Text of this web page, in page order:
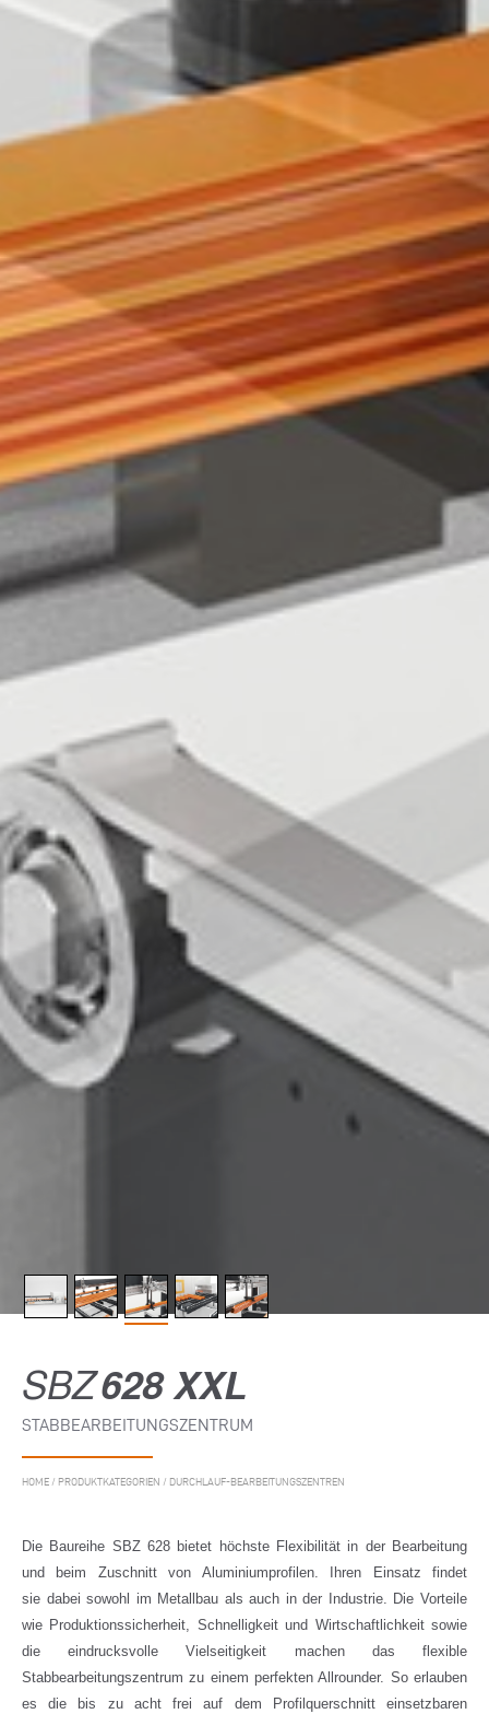
SBZ628 XXL
STABBEARBEITUNGSZENTRUM
HOME / PRODUKTKATEGORIEN / DURCHLAUF-BEARBEITUNGSZENTREN
Die Baureihe SBZ 628 bietet höchste Flexibilität in der Bearbeitung
und beim Zuschnitt von Aluminiumprofilen. Ihren Einsatz findet
sie dabei sowohl im Metallbau als auch in der Industrie. Die Vorteile
wie Produktionssicherheit, Schnelligkeit und Wirtschaftlichkeit sowie
die eindrucksvolle Vielseitigkeit machen das flexible
Stabbearbeitungszentrum zu einem perfekten Allrounder. So erlauben
es die bis zu acht frei auf dem Profilquerschnitt einsetzbaren